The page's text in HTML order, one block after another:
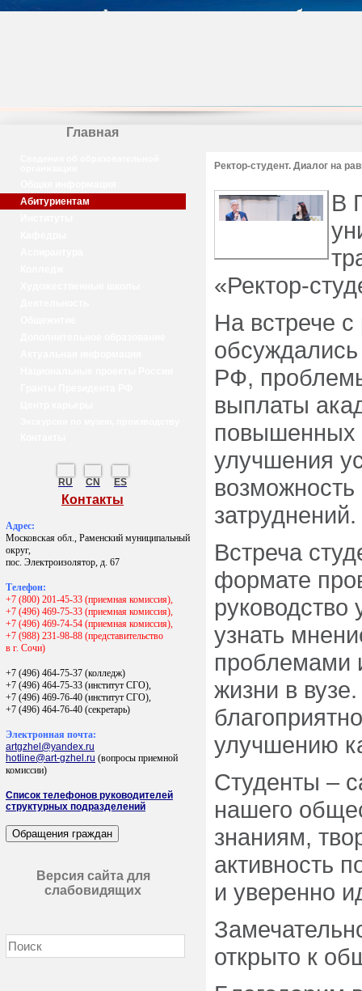
Главная
Абитуриентам
RU CN ES
Контакты
Адрес:
Московская обл., Раменский муниципальный
округ,
пос. Электроизолятор, д. 67
Телефон:
+7 (800) 201-45-33 (приемная комиссия),
+7 (496) 469-75-33 (приемная комиссия),
+7 (496) 469-74-54 (приемная комиссия),
+7 (988) 231-98-88 (представительство
в г. Сочи)
+7 (496) 464-75-37 (колледж)
+7 (496) 464-75-33 (институт СГО),
+7 (496) 469-76-40 (институт СГО),
+7 (496) 464-76-40 (секретарь)
Электронная почта:
artgzhel@yandex.ru
hotline@art-gzhel.ru (вопросы приемной
комиссии)
Список телефонов руководителей
структурных подразделений
Версия сайта для
слабовидящих
Ректор-студент. Диалог на
В
«Ректор-
На встрече
РФ,
выплаты
повышенных
улучшения
затруднений.
Встреча
формате
руководство
узнать
проблемами
жизни в
улучшению
Студенты –
нашего
знаниям,
активность
и уверенно
открыто к